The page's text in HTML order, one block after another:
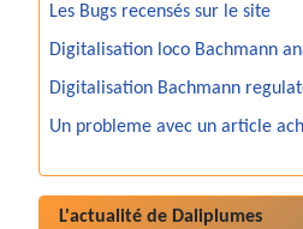
Les Bugs recensés sur le site
Digitalisation loco Bachmann
Digitalisation Bachmann
Un probleme avec un article
L'actualité de Daliplumes